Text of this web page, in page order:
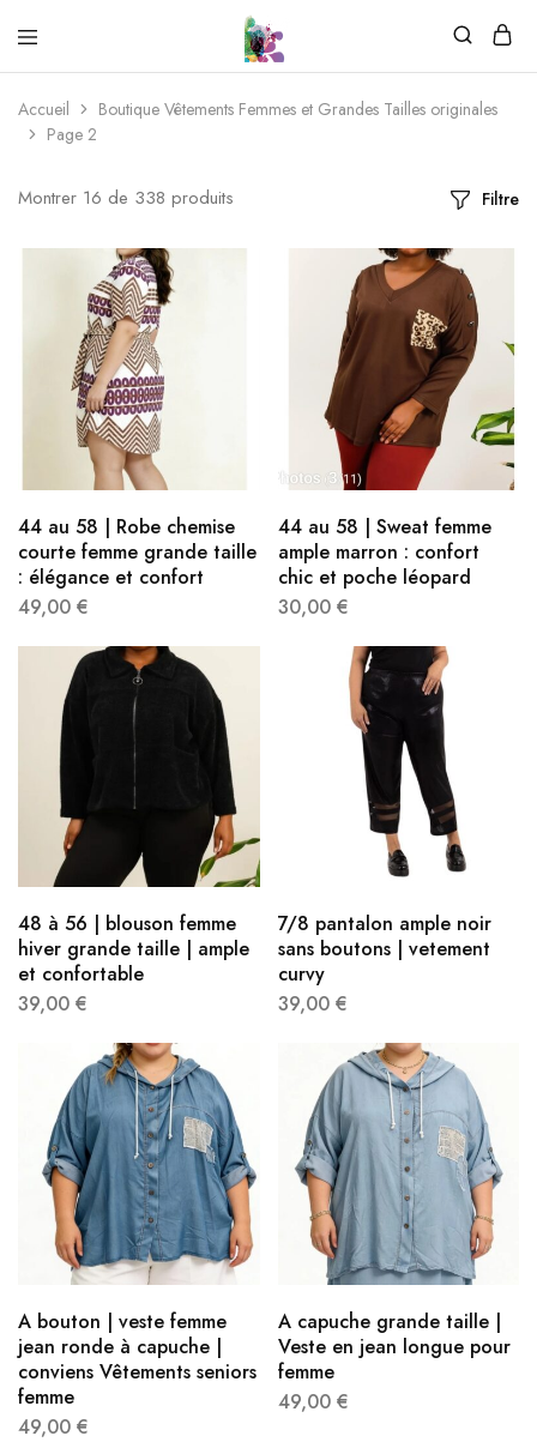
Accueil
Boutique Vêtements Femmes et Grandes Tailles originales
Page 2
Montrer 16 de 338 produits Filtre
44 au 58 | Robe chemise
courte femme grande taille
: élégance et confort
49,00 €
44 au 58 | Sweat femme
ample marron : confort
chic et poche léopard
30,00 €
48 à 56 | blouson femme
hiver grande taille | ample
et confortable
39,00 €
7/8 pantalon ample noir​
sans boutons | vetement
curvy​
39,00 €
A bouton | veste femme
jean ronde à capuche |
conviens Vêtements seniors
femme
49,00 €
A capuche grande taille |
Veste en jean longue pour
femme
49,00 €